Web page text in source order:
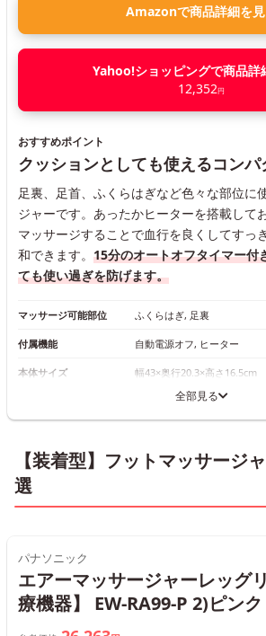
Amazonで商品詳細を
Yahoo!ショッピングで商品詳
12,352円
おすすめポイント
クッションとしても使えるコン
足裏、足首、ふくらはぎなど色々な部位に
ジャーです。あったかヒーターを搭載して
マッサージすることで血行を良くしてすっ
和できます。 15分のオートオフタイマー付
ても使い過ぎを防げます。
マッサージ可能部位 ふくらはぎ, 足裏
付属機能 自動電源オフ, ヒーター
本体サイズ 幅43×奥行20.3×高さ16.5cm
全部見る
【装着型】フットマッサージ
選
パナソニック
エアーマッサージャーレッグ
療機器】 EW-RA99-P 2)ピンク